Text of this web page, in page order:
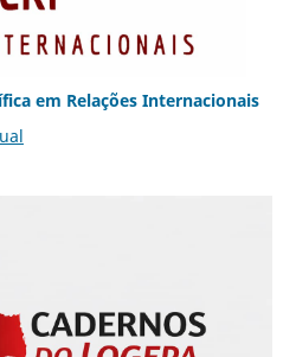
em Relações Internacionais